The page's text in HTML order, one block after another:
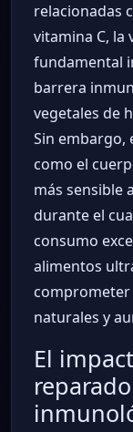
relacionadas
vitamina C, la
fundamental
barrera
vegetales de
Sin embargo,
como el
más sensible
durante el
consumo
alimentos
comprometer
naturales y
El